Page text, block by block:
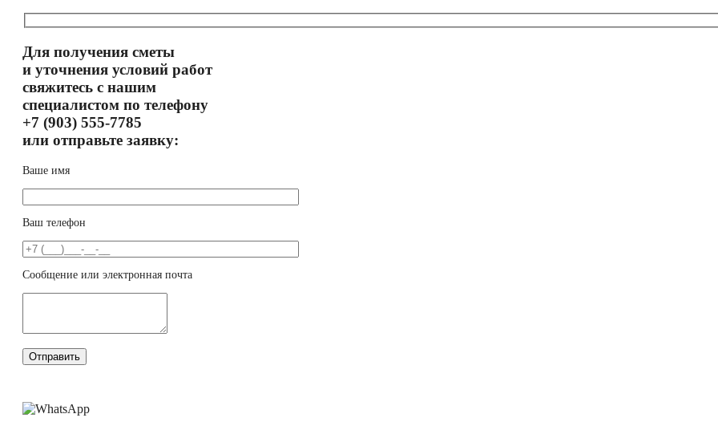
Для получения сметы
и уточнения условий работ
свяжитесь с нашим
специалистом по телефону
+7 (903) 555-7785
или отправьте заявку:
Ваше имя
Ваш телефон
Сообщение или электронная почта